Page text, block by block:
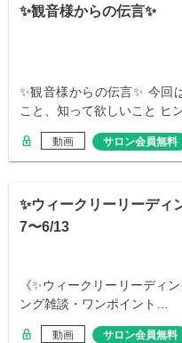
✨観音様からの伝言✨
✨観音様からの伝言✨ 今回
こと、知って欲しいこと ヒ
動画 サロン会員無料
✨ウィークリーリーディ
7〜6/13
《✨ウィークリーリーディ
ング雑談・ワンポイント…
動画 サロン会員無料